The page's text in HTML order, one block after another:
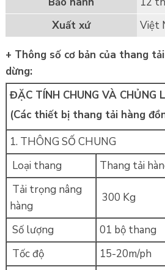
Xuất xứ
Việt
+ Thông số cơ bản của thang
dừng:
ĐẶC TÍNH CHUNG VÀ CHỦNG
(Các thiết bị thang tải hàng
1. THÔNG SỐ CHUNG
Loại thang
Thang tải
Tải trọng nâng
hàng
300 Kg
Số lượng
01 bộ thang
Tốc độ
15-20m/ph